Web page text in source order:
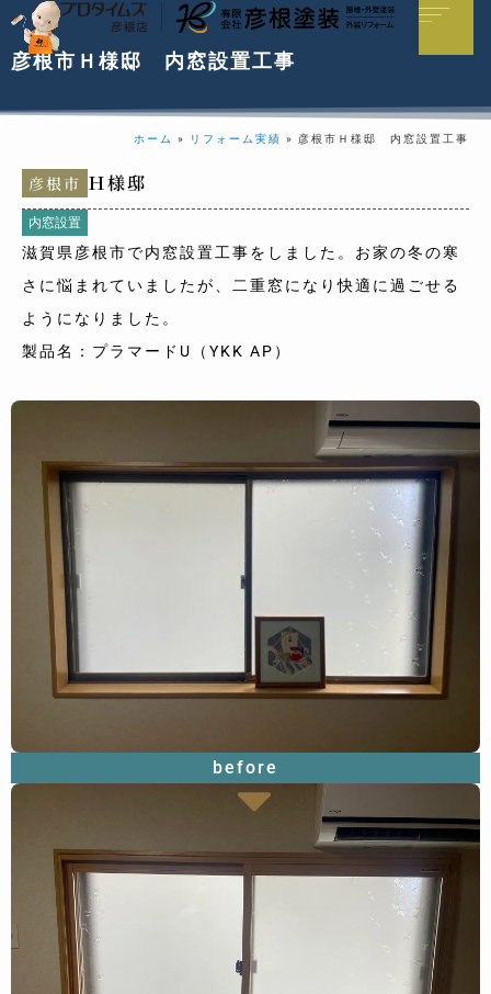
彦根市Ｈ様邸 内窓設置工事
ホーム » リフォーム実績 » 彦根市Ｈ様邸 内窓設置工事
彦根市 Ｈ様邸
内窓設置
滋賀県彦根市で内窓設置工事をしました。お家の冬の寒
さに悩まれていましたが、二重窓になり快適に過ごせる
ようになりました。
製品名：プラマードU（YKK AP）
before